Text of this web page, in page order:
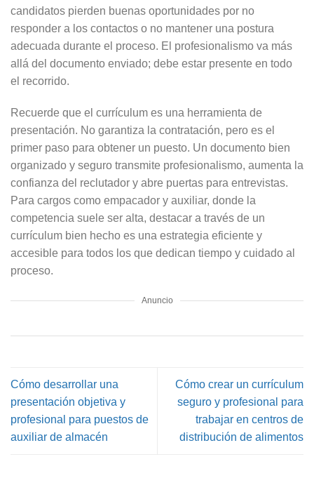
candidatos pierden buenas oportunidades por no
responder a los contactos o no mantener una postura
adecuada durante el proceso. El profesionalismo va más
allá del documento enviado; debe estar presente en todo
el recorrido.
Recuerde que el currículum es una herramienta de
presentación. No garantiza la contratación, pero es el
primer paso para obtener un puesto. Un documento bien
organizado y seguro transmite profesionalismo, aumenta la
confianza del reclutador y abre puertas para entrevistas.
Para cargos como empacador y auxiliar, donde la
competencia suele ser alta, destacar a través de un
currículum bien hecho es una estrategia eficiente y
accesible para todos los que dedican tiempo y cuidado al
proceso.
Anuncio
Cómo desarrollar una
presentación objetiva y
profesional para puestos de
auxiliar de almacén
Cómo crear un currículum
seguro y profesional para
trabajar en centros de
distribución de alimentos